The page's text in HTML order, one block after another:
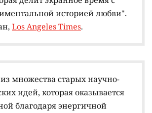
историей любви".
Los Angeles Times.
множества старых научно-
идей, которая оказывается
благодаря энергичной